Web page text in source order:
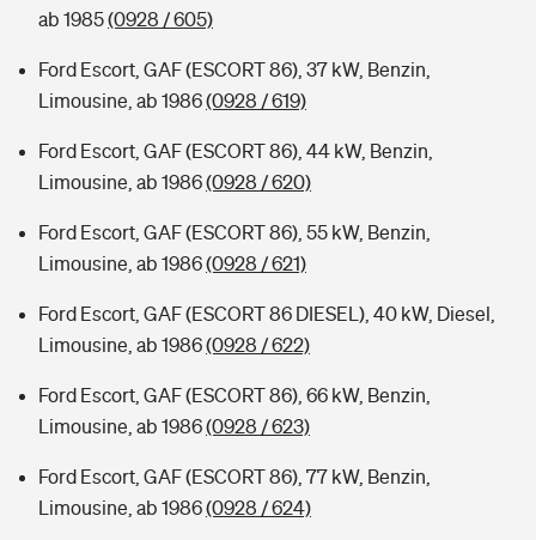
ab 1985(0928 / 605)
Ford Escort, GAF (ESCORT 86), 37 kW, Benzin,
Limousine, ab 1986(0928 / 619)
Ford Escort, GAF (ESCORT 86), 44 kW, Benzin,
Limousine, ab 1986(0928 / 620)
Ford Escort, GAF (ESCORT 86), 55 kW, Benzin,
Limousine, ab 1986(0928 / 621)
Ford Escort, GAF (ESCORT 86 DIESEL), 40 kW, Diesel,
Limousine, ab 1986(0928 / 622)
Ford Escort, GAF (ESCORT 86), 66 kW, Benzin,
Limousine, ab 1986(0928 / 623)
Ford Escort, GAF (ESCORT 86), 77 kW, Benzin,
Limousine, ab 1986(0928 / 624)